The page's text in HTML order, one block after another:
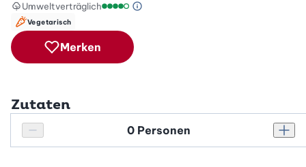
Umweltverträglich
Green Betty Skala Info
Vegetarisch
Merken
Zutaten
Personenanzahl verringern
Personenanzahl